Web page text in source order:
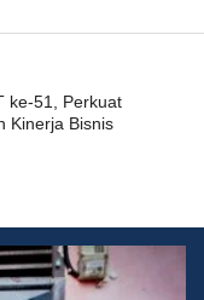
ke-51, Perkuat
Kinerja Bisnis